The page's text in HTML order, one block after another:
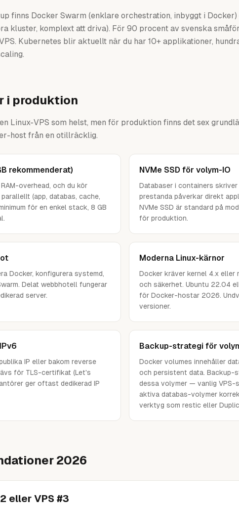
finns Docker Swarm (enklare orchestration, inbyggt i
kluster, komplext att driva). För 90 procent av svenska
Kubernetes blir aktuellt när du har 10+ applikationer,
i produktion
Linux-VPS som helst, men för produktion finns det sex
host från en otillräcklig.
rekommenderat)
overhead, och du kör
(app, databas, cache,
för en enkel stack, 8 GB
NVMe SSD för volym-IO
Databaser i containers
prestanda påverkar direkt
NVMe SSD är standard på
för produktion.
Docker, konfigurera systemd,
Delat webbhotell fungerar
server.
Moderna Linux-kärnor
Docker kräver kernel 4.x
och säkerhet. Ubuntu 22.04
för Docker-hostar 2026.
versioner.
IP eller bakom reverse
för TLS-certifikat (Let's
ger oftast dedikerad IP
Backup-strategi för
Docker volumes innehåller
och persistent data. Backup-
dessa volymer — vanlig
aktiva databas-volymer
verktyg som restic eller
2026
eller VPS #3